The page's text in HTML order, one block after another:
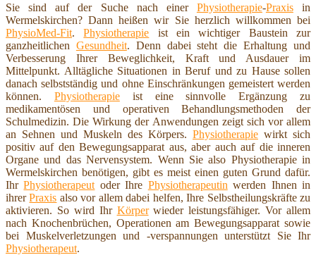
Sie sind auf der Suche nach einer Physiotherapie-Praxisin
Wermelskirchen? Dann heißen wir Sie herzlich willkommen bei
PhysioMed-Fit.Physiotherapie ist ein wichtiger Baustein zur
ganzheitlichen Gesundheit. Denn dabei steht die Erhaltung und
Verbesserung Ihrer Beweglichkeit, Kraft und Ausdauer im
Mittelpunkt. Alltägliche Situationen in Beruf und zu Hause sollen
danach selbstständig und ohne Einschränkungen gemeistert werden
können. Physiotherapieist eine sinnvolle Ergänzung zu
medikamentösen und operativen Behandlungsmethoden der
Schulmedizin. Die Wirkung der Anwendungen zeigt sich vor allem
an Sehnen und Muskeln des Körpers. Physiotherapie wirkt sich
positiv auf den Bewegungsapparat aus, aber auch auf die inneren
Organe und das Nervensystem. Wenn Sie also Physiotherapie in
Wermelskirchen benötigen, gibt es meist einen guten Grund dafür.
IhrPhysiotherapeut oder Ihre Physiotherapeutin werden Ihnen in
ihrerPraxis also vor allem dabei helfen, Ihre Selbstheilungskräfte zu
aktivieren. So wird Ihr Körperwieder leistungsfähiger. Vor allem
nach Knochenbrüchen, Operationen am Bewegungsapparat sowie
bei Muskelverletzungen und -verspannungen unterstützt Sie Ihr
Physiotherapeut.